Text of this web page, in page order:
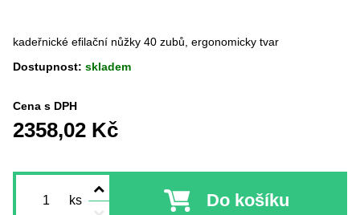
kadeřnické efilační nůžky 40 zubů, ergonomicky tvar
Dostupnost: skladem
Cena s DPH
2358,02 Kč
ks Do košíku